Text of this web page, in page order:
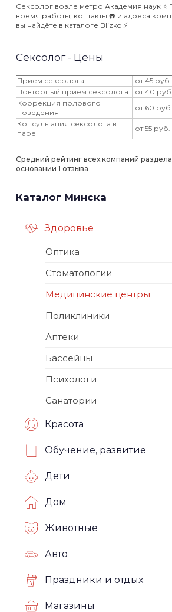
Сексолог возле метро Академия наук ⭐️
время работы, контакты ☎️ и адреса
вы найдёте в каталоге Blizko ⚡️
Сексолог - Цены
Прием сексолога
от 45 руб.
Повторный прием сексолога
от 40 руб.
Коррекция полового
поведения
от 60 руб.
Консультация сексолога в
паре
от 55 руб.
Средний рейтинг всех компаний
основании 1 отзыва
Каталог Минска
Здоровье
Оптика
Стоматологии
Медицинские центры
Поликлиники
Аптеки
Бассейны
Психологи
Санатории
Красота
Обучение, развитие
Дети
Дом
Животные
Авто
Праздники и отдых
Магазины